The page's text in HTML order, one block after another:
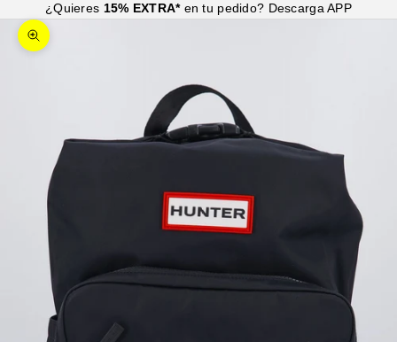
¿Quieres 15% EXTRA* en tu pedido? Descarga APP
Ampliar